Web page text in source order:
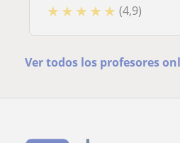
★ ★ ★ ★ ★ (4,9)
Ver todos los profesores